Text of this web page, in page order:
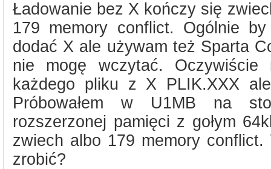
Ładowanie bez X kończy się
179 memory conflict. Ogólnie
dodać X ale używam też Sparta
nie mogę wczytać.
każdego pliku z X PLIK.XXX
Próbowałem w U1MB na
rozszerzonej pamięci z gołym
zwiech albo 179 memory
zrobić?